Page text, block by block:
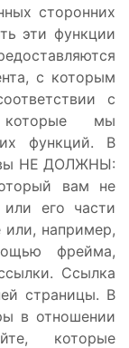
сторонних
эти функции
с которым
с
которые мы
функций. В
вы НЕ ДОЛЖНЫ:
вам не
или его части
или, например,
фрейма,
Ссылка
страницы. В
в отношении
которые